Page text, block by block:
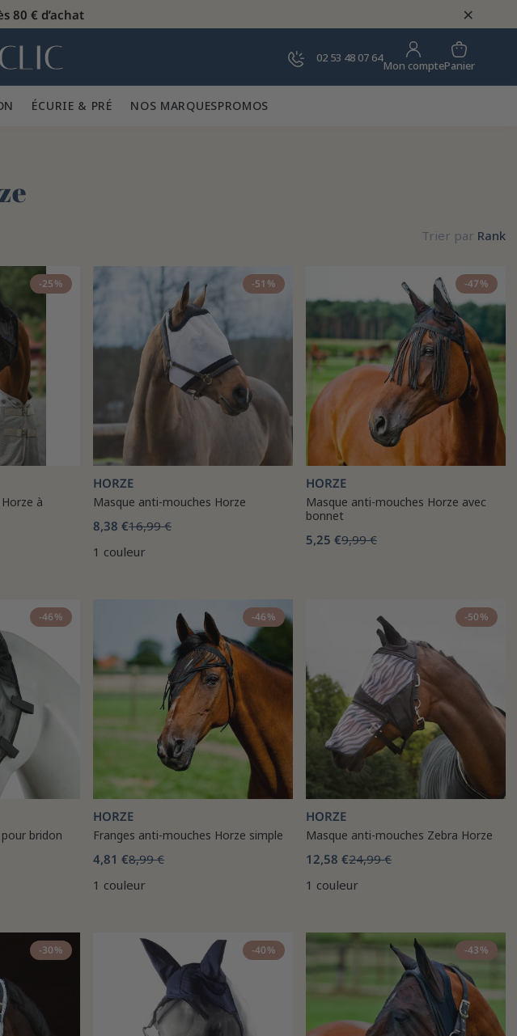
80 € d’achat ×
02 53 48 07 64
Mon comptePanier
🥕 ÉCURIE & PRÉ 🍃 NOS MARQUESPROMOS
Trier par Rank
-25%
à
-51%
HORZE
Masque anti-mouches Horze
8,38 €16,99 €
1 couleur
-47%
HORZE
Masque anti-mouches Horze avec
bonnet
5,25 €9,99 €
-46%
bridon
-46%
HORZE
Franges anti-mouches Horze simple
4,81 €8,99 €
1 couleur
-50%
HORZE
Masque anti-mouches Zebra Horze
12,58 €24,99 €
1 couleur
-30% -40% -43%